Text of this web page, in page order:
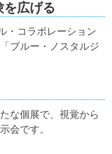
を広げる
・コラボレーション
ブルー・ノスタルジ
な個展で、視覚から
会です。